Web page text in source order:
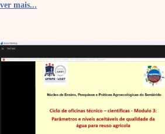
ver mais...